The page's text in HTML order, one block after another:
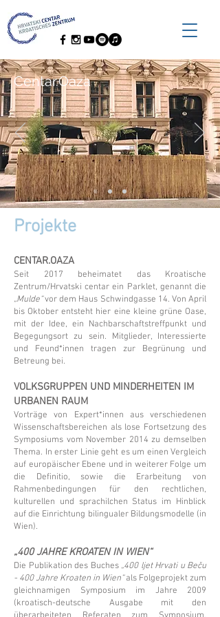
Centar.Oaza
Projekte
CENTAR.OAZA
Seit 2017 beheimatet das Kroatische
Zentrum/Hrvatski centar ein Parklet, genannt die
„Mulde“vor dem Haus Schwindgasse 14. Von April
bis Oktober entsteht hier eine kleine grüne Oase,
mit der Idee, ein Nachbarschaftstreffpunkt und
Begegungsort zu sein. Mitglieder, Interessierte
und Feund*innen tragen zur Begrünung und
Betreung bei.
VOLKSGRUPPEN UND MINDERHEITEN IM
URBANEN RAUM
Vorträge von Expert*innen aus verschiedenen
Wissenschaftsbereichen als lose Fortsetzung des
Symposiums vom November 2014 zu demselben
Thema. In erster Linie geht es um einen Vergleich
auf europäischer Ebene und in weiterer Folge um
die Definitio, sowie die Erarbeitung von
Rahmenbedingungen für den rechtlichen,
kulturellen und sprachilchen Status im Hinblick
auf die Einrichtung bilingualer Bildungsmodelle (in
Wien).
„400 JAHRE KROATEN IN WIEN“
Die Publikation des Buches „400 ljet Hrvati u Beču
- 400 Jahre Kroaten in Wien“als Folgeprojekt zum
gleichnamigen Symposium im Jahre 2009
(kroatisch-deutsche Ausgabe mit den